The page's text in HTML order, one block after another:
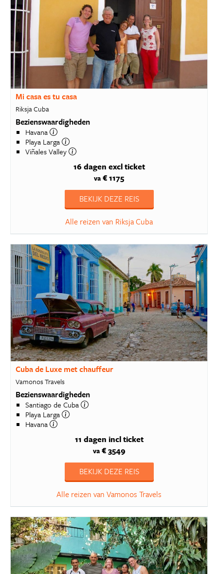
Mi casa es tu casa
Riksja Cuba
Bezienswaardigheden
Havana
Playa Larga
Viñales Valley
16 dagen excl ticket
va € 1175
BEKIJK DEZE REIS
Alle reizen van Riksja Cuba
Cuba de Luxe met chauffeur
Vamonos Travels
Bezienswaardigheden
Santiago de Cuba
Playa Larga
Havana
11 dagen incl ticket
va€ 3549
BEKIJK DEZE REIS
Alle reizen van Vamonos Travels